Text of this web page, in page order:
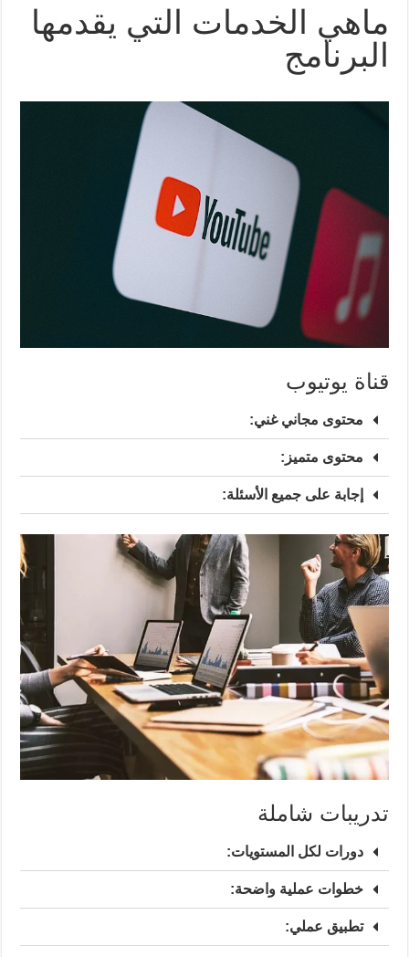
ماهي الخدمات التي يقدمها
البرنامج
قناة يوتيوب
محتوى مجاني غني:
محتوى متميز:
إجابة على جميع الأسئلة:
تدريبات شاملة
دورات لكل المستويات:
خطوات عملية واضحة:
تطبيق عملي: